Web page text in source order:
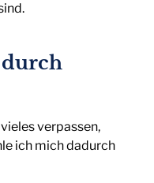
verpassen,
ich mich dadurch